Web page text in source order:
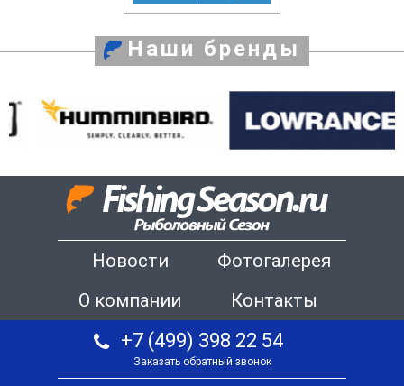
Наши бренды
Новости
Фотогалерея
О компании
Контакты
+7 (499) 398 22 54
Заказать обратный звонок